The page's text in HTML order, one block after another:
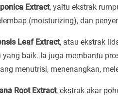
Extract, yaitu ekstrak
(moisturizing), dan
Leaf Extract, atau ekstrak
baik. Ia juga membantu
menutrisi, menenangkan,
Root Extract, ekstrak akar